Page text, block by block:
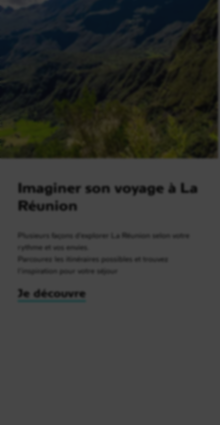
Imaginer son voyage à La
Réunion
Plusieurs façons d’explorer La Réunion selon votre
rythme et vos envies.
Parcourez les itinéraires possibles et trouvez
l’inspiration pour votre séjour
Je découvre